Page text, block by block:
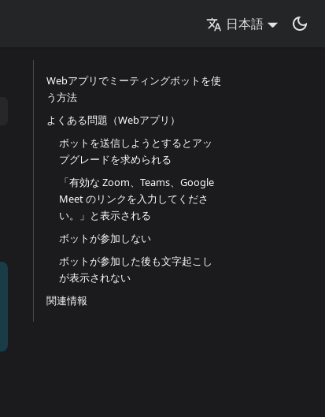
日本語
Webアプリでミーティングボットを使
う方法
よくある問題（Webアプリ）
ボットを送信しようとするとアッ
プグレードを求められる
「有効な Zoom、Teams、Google
Meet のリンクを入力してくださ
い。」と表示される
ボットが参加しない
ボットが参加した後も文字起こし
が表示されない
関連情報